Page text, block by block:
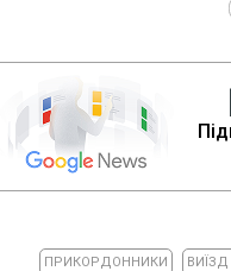
ПРИКОРДОННИКИ